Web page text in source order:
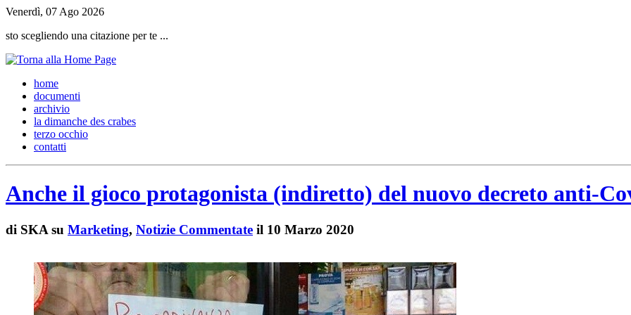
Venerdì, 07 Ago 2026
sto scegliendo una citazione per te ...
home
documenti
archivio
la dimanche des crabes
terzo occhio
contatti
Anche il gioco protagonista (indiretto) del nuovo decreto anti-
di SKA su Marketing, Notizie Commentate il 10 Marzo 2020